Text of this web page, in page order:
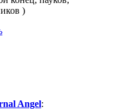
)
Angel: